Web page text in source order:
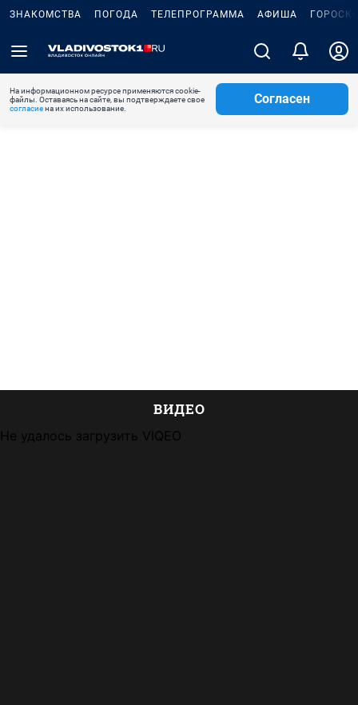
ЗНАКОМСТВА ПОГОДА ТЕЛЕПРОГРАММА АФИША
На информационном ресурсе применяются cookie-
файлы. Оставаясь на сайте, вы подтверждаете свое
согласиена их использование.
Согласен
ВИДЕО
Не удалось загрузить VIQEO